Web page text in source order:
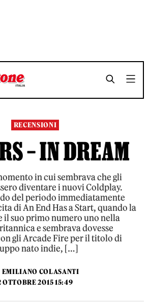
6 MINUTI SHARE
6 MINUTI SHARE
RECENSIONI
– IN DREAM
in cui sembrava che gli
diventare i nuovi Coldplay.
del periodo immediatamente
di An End Has a Start, quando la
il suo primo numero uno nella
e sembrava dovesse
gli Arcade Fire per il titolo di
nato indie, […]
EMILIANO COLASANTI
OTTOBRE 2015 15:49